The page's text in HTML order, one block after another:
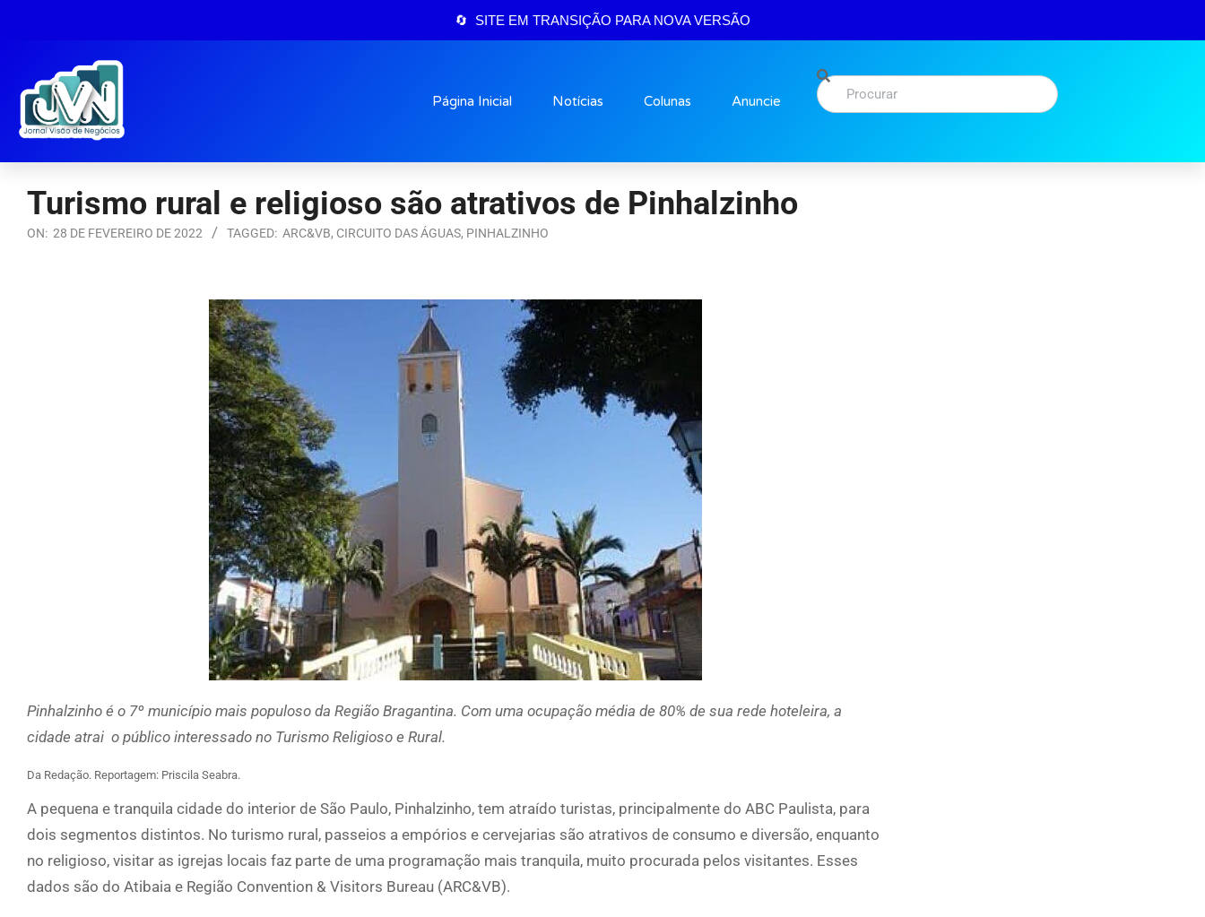
🔄 SITE EM TRANSIÇÃO PARA NOVA VERSÃO
Página Inicial Notícias Colunas Anuncie
Turismo rural e religioso são atrativos de Pinhalzinho
ON: 28 DE FEVEREIRO DE 2022 TAGGED: ARC&VB, CIRCUITO DAS ÁGUAS, PINHALZINHO
Pinhalzinho é o 7º município mais populoso da Região Bragantina. Com uma ocupação média de 80% de sua rede hoteleira, a
cidade atrai o público interessado no Turismo Religioso e Rural.
Da Redação. Reportagem: Priscila Seabra.
A pequena e tranquila cidade do interior de São Paulo, Pinhalzinho, tem atraído turistas, principalmente do ABC Paulista, para
dois segmentos distintos. No turismo rural, passeios a empórios e cervejarias são atrativos de consumo e diversão, enquanto
no religioso, visitar as igrejas locais faz parte de uma programação mais tranquila, muito procurada pelos visitantes. Esses
dados são do Atibaia e Região Convention & Visitors Bureau (ARC&VB).